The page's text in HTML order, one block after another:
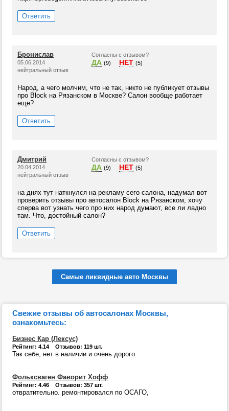
Ответить
Бронислав
05.06.2014
нейтральный отзыв
Согласны с отзывом?
ДА (9) НЕТ (5)
Народ, а чего молчим, что не так, никто не публикует отзывы
про Block на Рязанском в Москве? Салон вообще работает
еще?
Ответить
Дмитрий
20.04.2014
нейтральный отзыв
Согласны с отзывом?
ДА (9) НЕТ (5)
на днях тут наткнулся на рекламу сего салона, надумал вот
проверить отзывы про автосалон Block на Рязанском, хочу
сперва вот узнать чего про них народ думают, все ли ладно
там. Что, достойный салон?
Ответить
Самые ликвидные авто Москвы
Свежие отзывы об автосалонах Москвы,
ознакомьтесь:
Бизнес Кар (Лексус)
Рейтинг: 4.14 Отзывов: 119 шт.
Так себе, нет в наличии и очень дорого
Фольксваген Фаворит Хофф
Рейтинг: 4.46 Отзывов: 357 шт.
отвратительно. ремонтировался по ОСАГО,